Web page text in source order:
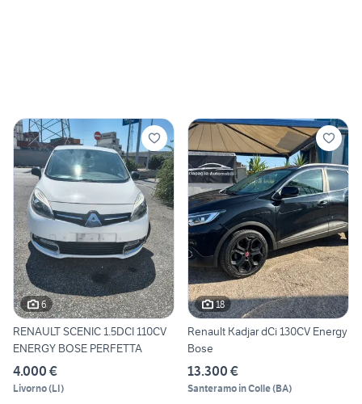
6
RENAULT SCENIC 1.5DCI 110CV
ENERGY BOSE PERFETTA
4.000 €
Livorno(LI)
18
Renault Kadjar dCi 130CV Energy
Bose
13.300 €
Santeramo in Colle(BA)